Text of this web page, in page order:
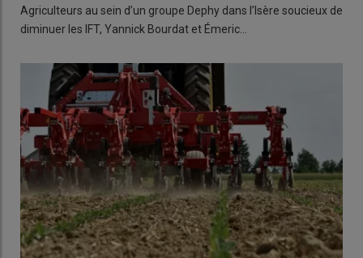
Agriculteurs au sein d’un groupe Dephy dans l’Isère soucieux de
diminuer les IFT, Yannick Bourdat et Émeric…